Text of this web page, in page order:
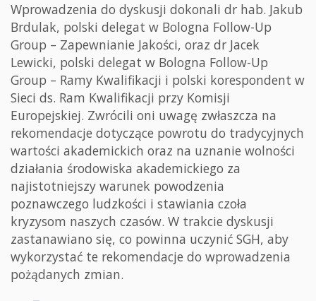
Wprowadzenia do dyskusji dokonali dr hab. Jakub
Brdulak, polski delegat w Bologna Follow-Up
Group – Zapewnianie Jakości, oraz dr Jacek
Lewicki, polski delegat w Bologna Follow-Up
Group – Ramy Kwalifikacji i polski korespondent w
Sieci ds. Ram Kwalifikacji przy Komisji
Europejskiej. Zwrócili oni uwagę zwłaszcza na
rekomendacje dotyczące powrotu do tradycyjnych
wartości akademickich oraz na uznanie wolności
działania środowiska akademickiego za
najistotniejszy warunek powodzenia
poznawczego ludzkości i stawiania czoła
kryzysom naszych czasów. W trakcie dyskusji
zastanawiano się, co powinna uczynić SGH, aby
wykorzystać te rekomendacje do wprowadzenia
pożądanych zmian.